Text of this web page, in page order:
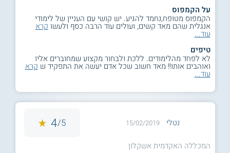
על הקמפוס
הקמפוס מטופח,נחמד להגיע. יש קושי עם העניין של לימודי
אנגלית שהם מאד קשים, ועולים עוד הרבה כסף ולעשו קרא
עוד...
טיפים
לא לפחד מהלימודים. ללכת ולבחור מקצוע שמחוברים אליו
ואוהבים אותו!! מאד חשוב שכל אדם יעשה את התפקיד ש קרא
עוד...
נטלי 15/02/2019
5/
4
המכללה האקדמית אשקלון